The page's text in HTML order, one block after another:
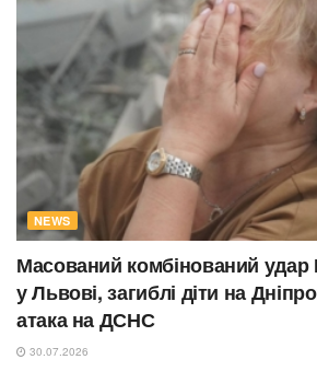
NEWS
Масований комбінований
у Львові, загиблі діти на
атака на ДСНС
30.07.2026